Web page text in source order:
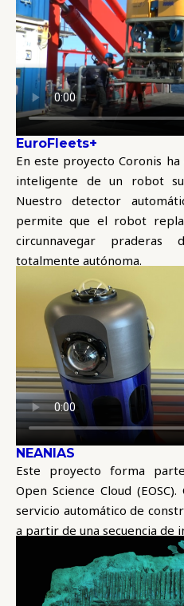
EuroFleets+
En este proyecto Coronis
inteligente de un robot
Nuestro detector
permite que el robot
circunnavegar
totalmente autónoma.
NEANIAS
Este proyecto forma
Open Science Cloud
servicio automático de
a partir de una secuencia de